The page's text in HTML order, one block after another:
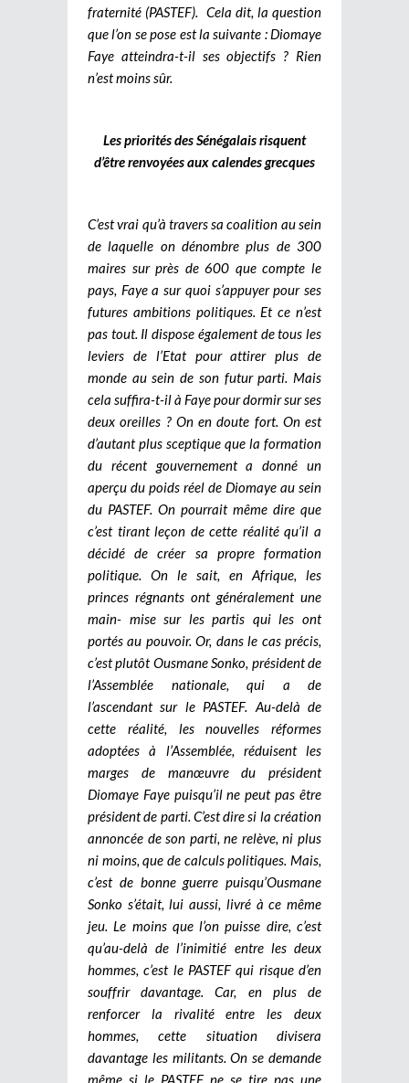
fraternité (PASTEF). Cela dit, la question
que l’on se pose est la suivante : Diomaye
Faye atteindra-t-il ses objectifs ? Rien
n’est moins sûr.
Les priorités des Sénégalais risquent
d’être renvoyées aux calendes grecques
C’est vrai qu’à travers sa coalition au sein
de laquelle on dénombre plus de 300
maires sur près de 600 que compte le
pays, Faye a sur quoi s’appuyer pour ses
futures ambitions politiques. Et ce n’est
pas tout. Il dispose également de tous les
leviers de l’Etat pour attirer plus de
monde au sein de son futur parti. Mais
cela suffira-t-il à Faye pour dormir sur ses
deux oreilles ? On en doute fort. On est
d’autant plus sceptique que la formation
du récent gouvernement a donné un
aperçu du poids réel de Diomaye au sein
du PASTEF. On pourrait même dire que
c’est tirant leçon de cette réalité qu’il a
décidé de créer sa propre formation
politique. On le sait, en Afrique, les
princes régnants ont généralement une
main- mise sur les partis qui les ont
portés au pouvoir. Or, dans le cas précis,
c’est plutôt Ousmane Sonko, président de
l’Assemblée nationale, qui a de
l’ascendant sur le PASTEF. Au-delà de
cette réalité, les nouvelles réformes
adoptées à l’Assemblée, réduisent les
marges de manœuvre du président
Diomaye Faye puisqu’il ne peut pas être
président de parti. C’est dire si la création
annoncée de son parti, ne relève, ni plus
ni moins, que de calculs politiques. Mais,
c’est de bonne guerre puisqu’Ousmane
Sonko s’était, lui aussi, livré à ce même
jeu. Le moins que l’on puisse dire, c’est
qu’au-delà de l’inimitié entre les deux
hommes, c’est le PASTEF qui risque d’en
souffrir davantage. Car, en plus de
renforcer la rivalité entre les deux
hommes, cette situation divisera
davantage les militants. On se demande
même si le PASTEF ne se tire pas une